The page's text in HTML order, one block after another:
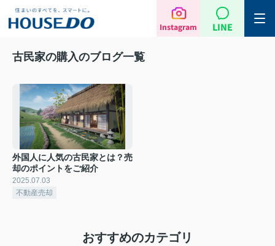
Instagram LINE
古民家の購入のブログ一覧
外国人に人気の古民家とは？売
却のポイントをご紹介
2025.07.03
不動産売却
おすすめのカテゴリ